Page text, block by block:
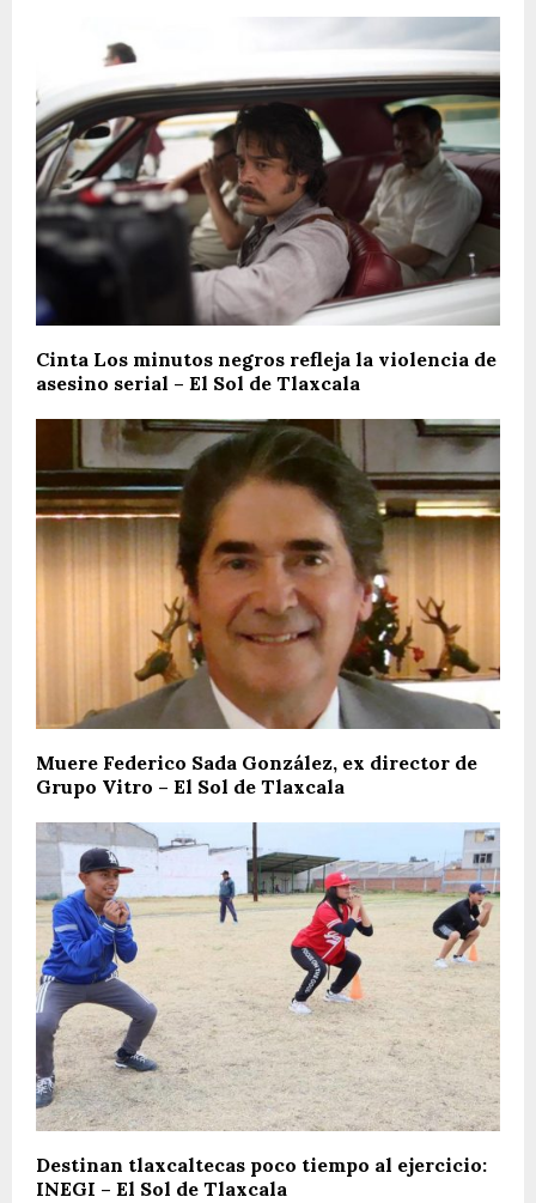
Cinta Los minutos negros refleja la violencia de
asesino serial – El Sol de Tlaxcala
Muere Federico Sada González, ex director de
Grupo Vitro – El Sol de Tlaxcala
Destinan tlaxcaltecas poco tiempo al ejercicio:
INEGI – El Sol de Tlaxcala